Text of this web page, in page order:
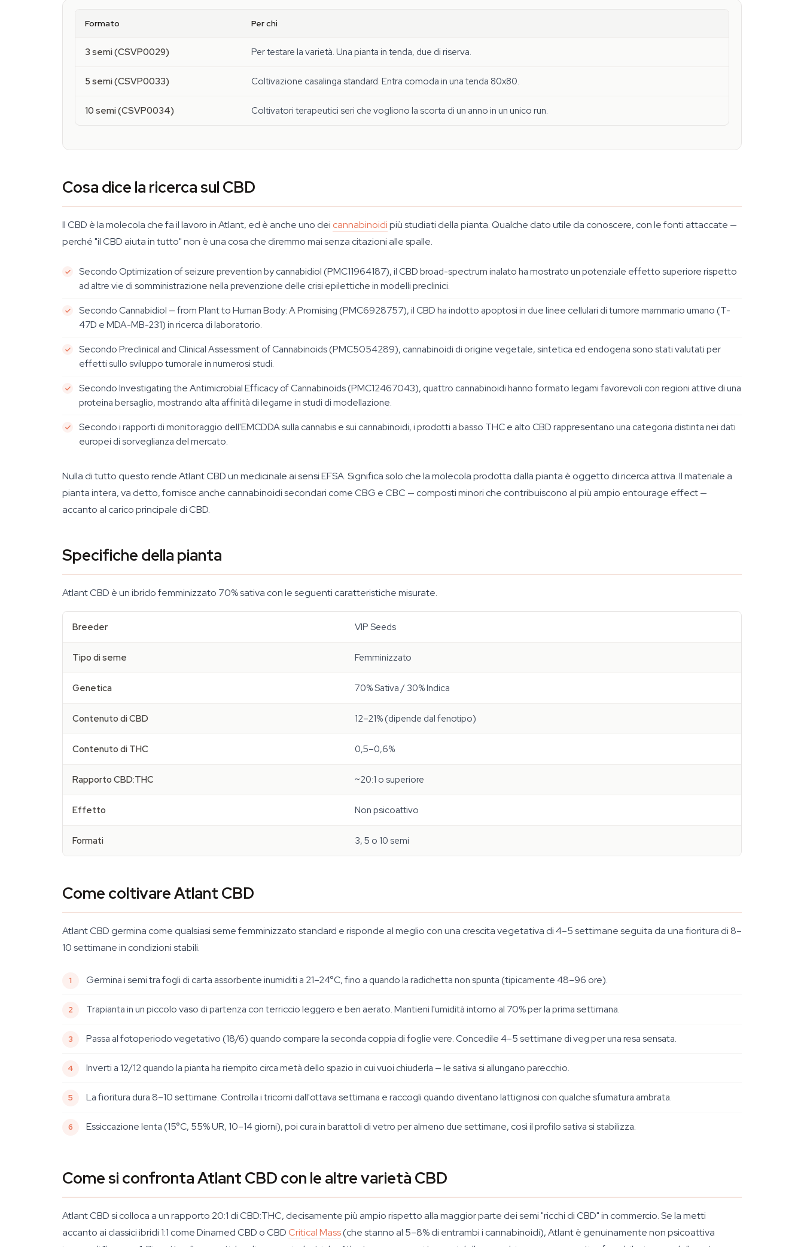
Formato Per chi
3 semi (CSVP0029) Per testare la varietà. Una pianta in tenda, due di riserva.
5 semi (CSVP0033) Coltivazione casalinga standard. Entra comoda in una tenda 80x80.
10 semi (CSVP0034) Coltivatori terapeutici seri che vogliono la scorta di un anno in un unico run.
Cosa dice la ricerca sul CBD
Il CBD è la molecola che fa il lavoro in Atlant, ed è anche uno dei cannabinoidipiù studiati della pianta. Qualche dato utile da conoscere, con le fonti attaccate —
perché "il CBD aiuta in tutto" non è una cosa che diremmo mai senza citazioni alle spalle.
SecondoOptimization of seizure prevention by cannabidiol (PMC11964187), il CBD broad-spectrum inalato ha mostrato un potenziale effetto superiore rispetto
ad altre vie di somministrazione nella prevenzione delle crisi epilettiche in modelli preclinici.
SecondoCannabidiol — from Plant to Human Body: A Promising (PMC6928757), il CBD ha indotto apoptosi in due linee cellulari di tumore mammario umano (T-
47D e MDA-MB-231) in ricerca di laboratorio.
SecondoPreclinical and Clinical Assessment of Cannabinoids(PMC5054289), cannabinoidi di origine vegetale, sintetica ed endogena sono stati valutati per
effetti sullo sviluppo tumorale in numerosi studi.
SecondoInvestigating the Antimicrobial Efficacy of Cannabinoids(PMC12467043), quattro cannabinoidi hanno formato legami favorevoli con regioni attive di una
proteina bersaglio, mostrando alta affinità di legame in studi di modellazione.
Secondo i rapporti di monitoraggio dell'EMCDDA sulla cannabis e sui cannabinoidi, i prodotti a basso THC e alto CBD rappresentano una categoria distinta nei dati
europei di sorveglianza del mercato.
Nulla di tutto questo rende Atlant CBD un medicinale ai sensi EFSA. Significa solo che la molecola prodotta dalla pianta è oggetto di ricerca attiva. Il materiale a
pianta intera, va detto, fornisce anche cannabinoidi secondari come CBG e CBC — composti minori che contribuiscono al più ampio entourage effect —
accanto al carico principale di CBD.
Specifiche della pianta
Atlant CBD è un ibrido femminizzato 70% sativa con le seguenti caratteristiche misurate.
Breeder VIP Seeds
Tipo di seme Femminizzato
Genetica 70% Sativa / 30% Indica
Contenuto di CBD 12–21% (dipende dal fenotipo)
Contenuto di THC 0,5–0,6%
Rapporto CBD:THC ~20:1 o superiore
Effetto Non psicoattivo
Formati 3, 5 o 10 semi
Come coltivare Atlant CBD
Atlant CBD germina come qualsiasi seme femminizzato standard e risponde al meglio con una crescita vegetativa di 4–5 settimane seguita da una fioritura di 8–
10 settimane in condizioni stabili.
Germina i semi tra fogli di carta assorbente inumiditi a 21–24°C, fino a quando la radichetta non spunta (tipicamente 48–96 ore).
Trapianta in un piccolo vaso di partenza con terriccio leggero e ben aerato. Mantieni l'umidità intorno al 70% per la prima settimana.
Passa al fotoperiodo vegetativo (18/6) quando compare la seconda coppia di foglie vere. Concedile 4–5 settimane di veg per una resa sensata.
Inverti a 12/12 quando la pianta ha riempito circa metà dello spazio in cui vuoi chiuderla — le sativa si allungano parecchio.
La fioritura dura 8–10 settimane. Controlla i tricomi dall'ottava settimana e raccogli quando diventano lattiginosi con qualche sfumatura ambrata.
Essiccazione lenta (15°C, 55% UR, 10–14 giorni), poi cura in barattoli di vetro per almeno due settimane, così il profilo sativa si stabilizza.
Come si confronta Atlant CBD con le altre varietà CBD
Atlant CBD si colloca a un rapporto 20:1 di CBD:THC, decisamente più ampio rispetto alla maggior parte dei semi "ricchi di CBD" in commercio. Se la metti
accanto ai classici ibridi 1:1 come Dinamed CBD o CBDCritical Mass(che stanno al 5–8% di entrambi i cannabinoidi), Atlant è genuinamente non psicoattiva